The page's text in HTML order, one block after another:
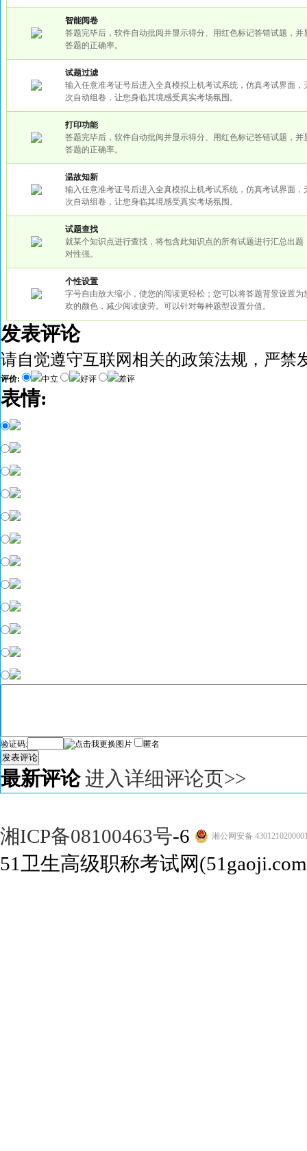
智能阅卷
答题完毕后，软件自动批阅并显示得分、用红色标记答错试题，并
答题的正确率。
试题过滤
输入任意准考证号后进入全真模拟上机考试系统，仿真考试界面，
次自动组卷，让您身临其境感受真实考场氛围。
打印功能
答题完毕后，软件自动批阅并显示得分、用红色标记答错试题，并
答题的正确率。
温故知新
输入任意准考证号后进入全真模拟上机考试系统，仿真考试界面，
次自动组卷，让您身临其境感受真实考场氛围。
试题查找
就某个知识点进行查找，将包含此知识点的所有试题进行汇总出题
对性强。
个性设置
字号自由放大缩小，使您的阅读更轻松；您可以将答题背景设置为
欢的颜色，减少阅读疲劳。可以针对每种题型设置分值。
发表评论
请自觉遵守互联网相关的政策法规，严禁
评价: 中立 好评 差评
表情:
验证码: 匿名
发表评论
最新评论 进入详细评论页>>
湘ICP备08100463号-6 湘公网安备
51卫生高级职称考试网